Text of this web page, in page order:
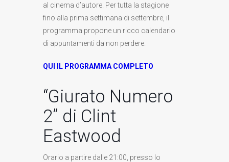
al cinema d’autore. Per tutta la stagione
fino alla prima settimana di settembre, il
programma propone un ricco calendario
di appuntamenti da non perdere.
QUI IL PROGRAMMA COMPLETO
“Giurato Numero
2” di Clint
Eastwood
Orario a partire dalle 21:00, presso lo